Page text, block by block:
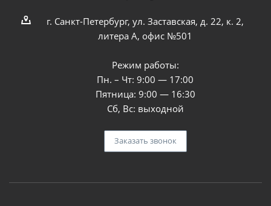
г. Санкт-Петербург, ул. Заставская, д. 22, к. 2,
литера А, офис №501
Режим работы:
Пн. – Чт: 9:00 — 17:00
Пятница: 9:00 — 16:30
Сб, Вс: выходной
Заказать звонок